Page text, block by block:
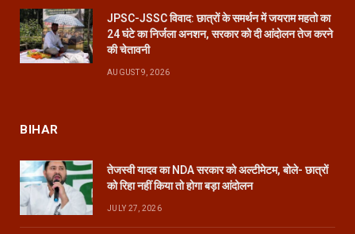
JPSC-JSSC विवाद: छात्रों के समर्थन में जयराम महतो का
24 घंटे का निर्जला अनशन, सरकार को दी आंदोलन तेज करने
की चेतावनी
AUGUST 9, 2026
BIHAR
तेजस्वी यादव का NDA सरकार को अल्टीमेटम, बोले- छात्रों
को रिहा नहीं किया तो होगा बड़ा आंदोलन
JULY 27, 2026